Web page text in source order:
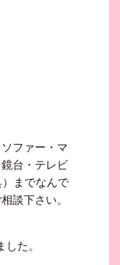
ファー・マ
台・テレビ
までなんで
談下さい。
た。